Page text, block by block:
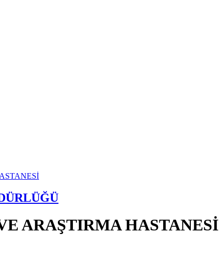
ARAŞTIRMA HASTANESİ